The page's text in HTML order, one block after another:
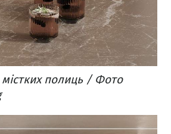
містких полиць / Фото